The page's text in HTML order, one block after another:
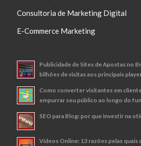
Consultoria de Marketing Digital
E-Commerce Marketing
Publicidade de Sites de Apostas no
bilhões de visitas aos principais
Como converter visitantes em
empurrar seu público ao longo do
SEO para Blog: por que investir na
Vídeos Online: 13 razões pelas quais